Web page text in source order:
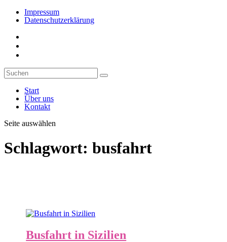
Impressum
Datenschutzerklärung
Start
Über uns
Kontakt
Seite auswählen
Schlagwort: busfahrt
Busfahrt in Sizilien